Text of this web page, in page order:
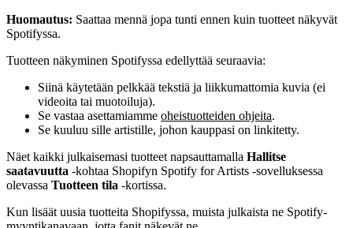
Huomautus: Saattaa mennä jopa tunti ennen kuin tuotteet näkyvät
Spotifyssa.
Tuotteen näkyminen Spotifyssa edellyttää seuraavia:
Siinä käytetään pelkkää tekstiä ja liikkumattomia kuvia (ei
videoita tai muotoiluja).
Se vastaa asettamiamme oheistuotteiden ohjeita.
Se kuuluu sille artistille, johon kauppasi on linkitetty.
Näet kaikki julkaisemasi tuotteet napsauttamalla Hallitse
saatavuutta ‑kohtaa Shopifyn Spotify for Artists ‑sovelluksessa
olevassa Tuotteen tila ‑kortissa.
Kun lisäät uusia tuotteita Shopifyssa, muista julkaista ne Spotify-